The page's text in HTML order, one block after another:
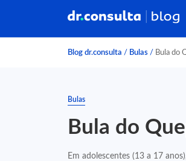
Blog dr.consulta / Bulas / Bula do
Bulas
Bula do
Em adolescentes (13 a 17